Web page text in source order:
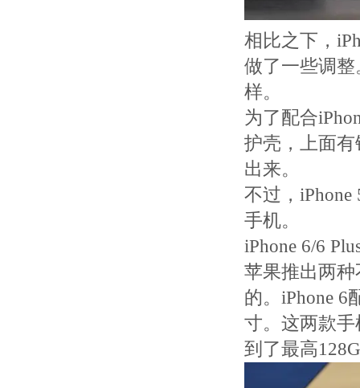
相比之下，
做了一些调
样。
为了配合
护壳，上面
出来。
不过，
手机。
iPhone 6/6
苹果推出两种
的。iPhone 6
寸。这两款
到了最高